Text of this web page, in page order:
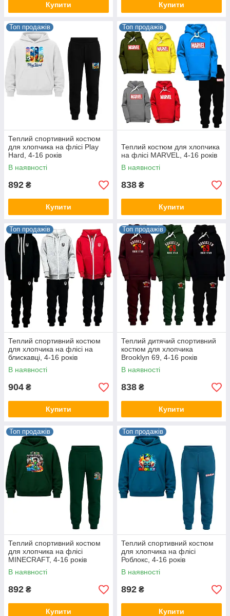
Купити Купити
Топ продажів
Теплий спортивний костюм
для хлопчика на флісі Play
Hard, 4-16 років
В наявності
892 ₴
Купити
Топ продажів
Теплий костюм для хлопчика
на флісі MARVEL, 4-16 років
В наявності
838 ₴
Купити
Топ продажів
Теплий спортивний костюм
для хлопчика на флісі на
блискавці, 4-16 років
В наявності
904 ₴
Купити
Топ продажів
Теплий дитячий спортивний
костюм для хлопчика
Brooklyn 69, 4-16 років
В наявності
838 ₴
Купити
Топ продажів
Теплий спортивний костюм
для хлопчика на флісі
MINECRAFT, 4-16 років
В наявності
892 ₴
Купити
Топ продажів
Теплий спортивний костюм
для хлопчика на флісі
Роблокс, 4-16 років
В наявності
892 ₴
Купити